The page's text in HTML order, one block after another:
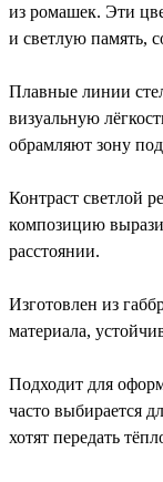
из ромашек. Эти
и светлую память,
Плавные линии
визуальную
обрамляют зону
Контраст светлой
композицию
расстоянии.
Изготовлен из
материала,
Подходит для
часто выбирается
хотят передать